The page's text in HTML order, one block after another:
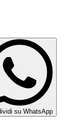
su WhatsApp